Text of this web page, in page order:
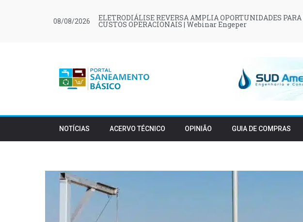
08/08/2026 ELETRODIÁLISE REVERSA AMPLIA OPORTUNIDADES
CUSTOS OPERACIONAIS | Webinar Engeper
NOTÍCIAS ACERVO TÉCNICO OPINIÃO GUIA DE COMPRAS